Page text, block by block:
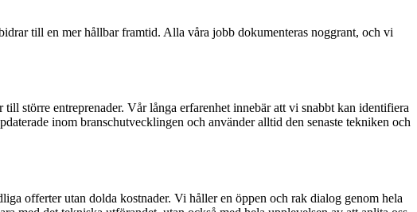
till en mer hållbar framtid. Alla våra jobb dokumenteras noggrant, och vi
större entreprenader. Vår långa erfarenhet innebär att vi snabbt kan identifiera
inom branschutvecklingen och använder alltid den senaste tekniken och
offerter utan dolda kostnader. Vi håller en öppen och rak dialog genom hela